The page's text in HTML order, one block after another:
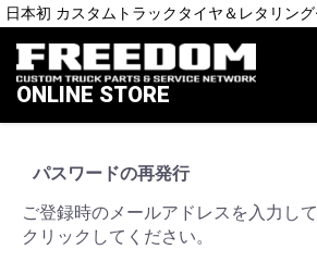
日本初 カスタムトラックタイヤ＆レタリン
ONLINE STORE
パスワードの再発行
ご登録時のメールアドレスを入力し
クリックしてください。